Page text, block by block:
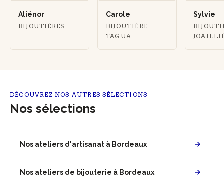
Aliénor
BIJOUTIÈRES
Carole
BIJOUTIÈRE
TAGUA
Sylvie
DÉCOUVREZ NOS AUTRES SÉLECTIONS
Nos sélections
Nos ateliers d'artisanat à Bordeaux
Nos ateliers de bijouterie à Bordeaux